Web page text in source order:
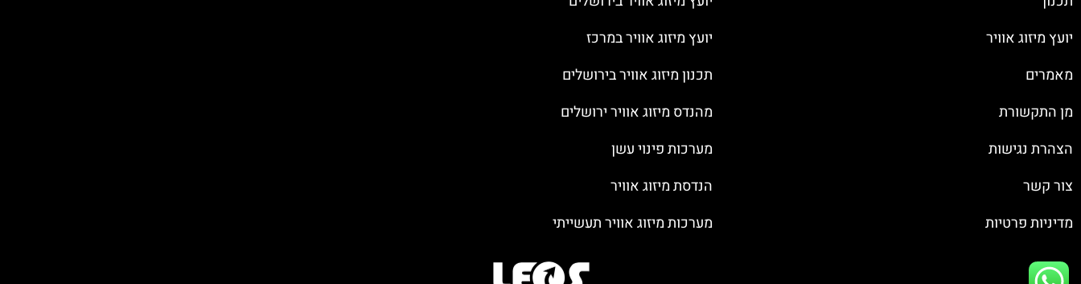
יועץ מיזוג אוויר
מאמרים
מן התקשורת
הצהרת נגישות
צור קשר
מדיניות פרטיות
יועץ מיזוג אוויר במרכז
תכנון מיזוג אוויר בירושלים
מהנדס מיזוג אוויר ירושלים
מערכות פינוי עשן
הנדסת מיזוג אוויר
מערכות מיזוג אוויר תעשייתי